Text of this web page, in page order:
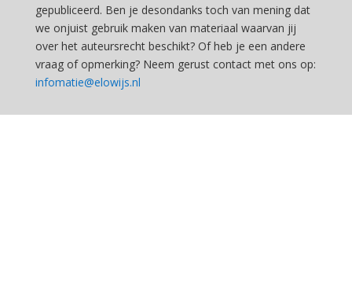
gepubliceerd. Ben je desondanks toch van mening dat
we onjuist gebruik maken van materiaal waarvan jij
over het auteursrecht beschikt? Of heb je een andere
vraag of opmerking? Neem gerust contact met ons op:
infomatie@elowijs.nl